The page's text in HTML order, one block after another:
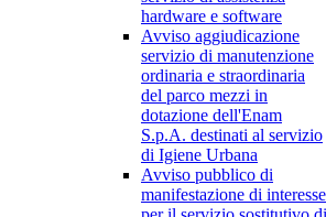
hardware e software
Avviso aggiudicazione
servizio di manutenzione
ordinaria e straordinaria
del parco mezzi in
dotazione dell'Enam
S.p.A. destinati al servizio
di Igiene Urbana
Avviso pubblico di
manifestazione di interesse